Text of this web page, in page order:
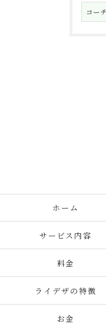
コー
ホーム
サービス内容
料金
ライデザの特徴
お金
お問い